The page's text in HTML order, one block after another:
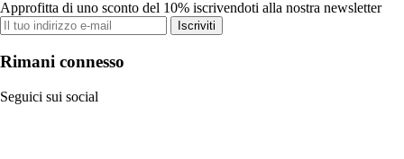
Approfitta di uno sconto del 10% iscrivendoti alla nostra newsletter
Iscriviti
Rimani connesso
Seguici sui social